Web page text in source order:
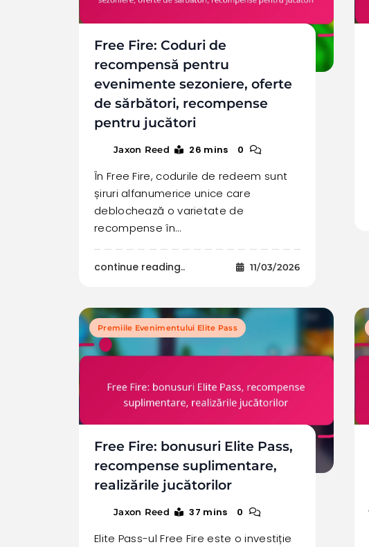
Free Fire: Coduri de
recompensă pentru
evenimente sezoniere, oferte
de sărbători, recompense
pentru jucători
Jaxon Reed 26 mins 0
În Free Fire, codurile de redeem sunt
șiruri alfanumerice unice care
deblochează o varietate de
recompense în…
continue reading.. 11/03/2026
Premiile Evenimentului Elite Pass
Free Fire: bonusuri Elite Pass,
recompense suplimentare,
realizările jucătorilor
Jaxon Reed 37 mins 0
Elite Pass-ul Free Fire este o investiție